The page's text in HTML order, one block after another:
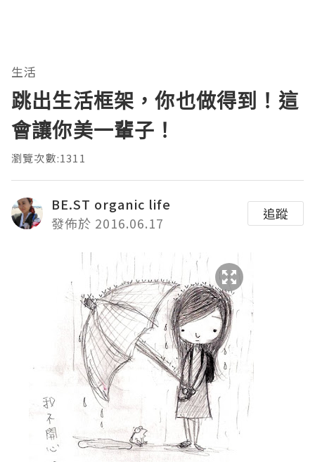
生活
跳出生活框架，你也做得到！這
會讓你美一輩子！
瀏覽次數:1311
BE.ST organic life
發佈於 2016.06.17
追蹤